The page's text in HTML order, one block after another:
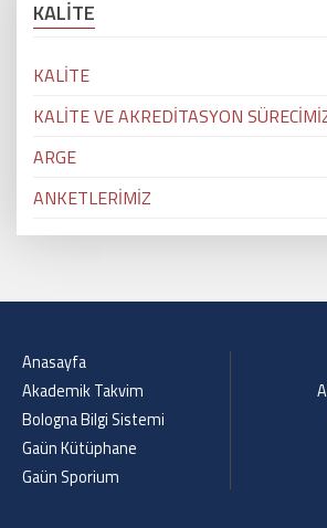
KALİTE
KALİTE
KALİTE VE AKREDİTASYON
ARGE
ANKETLERİMİZ
Anasayfa
Akademik Takvim
Bologna Bilgi Sistemi
Gaün Kütüphane
Gaün Sporium